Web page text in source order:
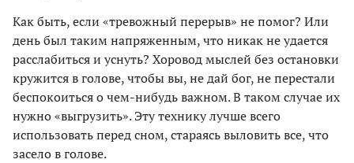
Как быть, если «тревожный перерыв» не помог? Или
день был таким напряженным, что никак не удается
расслабиться и уснуть? Хоровод мыслей без остановки
кружится в голове, чтобы вы, не дай бог, не перестали
беспокоиться о чем-нибудь важном. В таком случае их
нужно «выгрузить». Эту технику лучше всего
использовать перед сном, стараясь выловить все, что
засело в голове.